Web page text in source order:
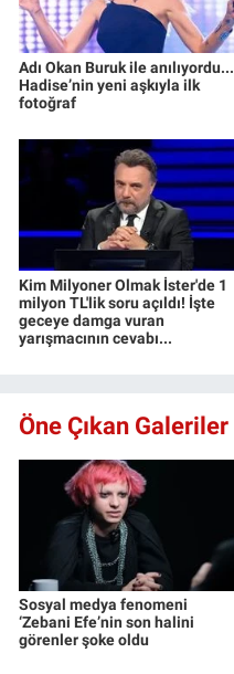
Adı Okan Buruk ile anılıyordu...
Hadise’nin yeni aşkıyla ilk
fotoğraf
Kim Milyoner Olmak İster'de 1
milyon TL'lik soru açıldı! İşte
geceye damga vuran
yarışmacının cevabı...
Öne Çıkan Galeriler
Sosyal medya fenomeni
‘Zebani Efe’nin son halini
görenler şoke oldu